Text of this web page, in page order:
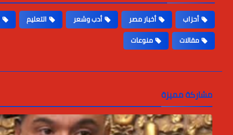
أحزاب أخبار مصر أدب وشعر التعليم
مقالات
منوعات
مشاركة مميزة